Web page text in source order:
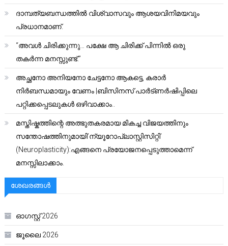
ദാമ്പത്യബന്ധത്തിൽ വിശ്വാസവും ആശയവിനിമയവും
പ്രധാനമാണ്.
“അവൾ ചിരിക്കുന്നു… പക്ഷേ ആ ചിരിക്ക് പിന്നിൽ ഒരു
തകർന്ന മനസ്സുണ്ട്.”
അച്ഛനോ അനിയനോ ചേട്ടനോ ആകട്ടെ, കരാർ
നിർബന്ധമായും വേണം |ബിസിനസ് പാർട്ണർഷിപ്പിലെ
പറ്റിക്കപ്പെടലുകൾ ഒഴിവാക്കാം..
മസ്തിഷ്കത്തിന്റെ അത്ഭുതകരമായ മികച്ച വിജയത്തിനും
സന്തോഷത്തിനുമായി’ന്യൂറോപ്ലാസ്റ്റിസിറ്റി’
(Neuroplasticity):എങ്ങനെ പ്രയോജനപ്പെടുത്താമെന്ന്
മനസ്സിലാക്കാം.
ശേഖരങ്ങൾ
ഓഗസ്റ്റ്‌ 2026
ജൂലൈ 2026